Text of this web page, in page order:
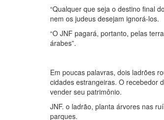
“Qualquer que seja o destino final
nem os judeus desejam ignorá-los.
“O JNF pagará, portanto, pelas
árabes”.
Em poucas palavras, dois ladrões
cidades estrangeiras. O recebedor
vender seu patrimônio.
JNF. o ladrão, planta árvores nas
parques.